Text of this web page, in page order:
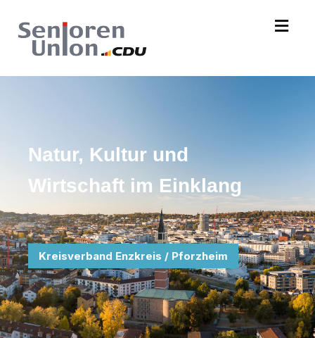
Natur, Kultur und
Wirtschaft im Einklang
Kreisverband Enzkreis / Pforzheim